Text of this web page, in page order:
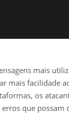
mais
mais facilidade
os
que